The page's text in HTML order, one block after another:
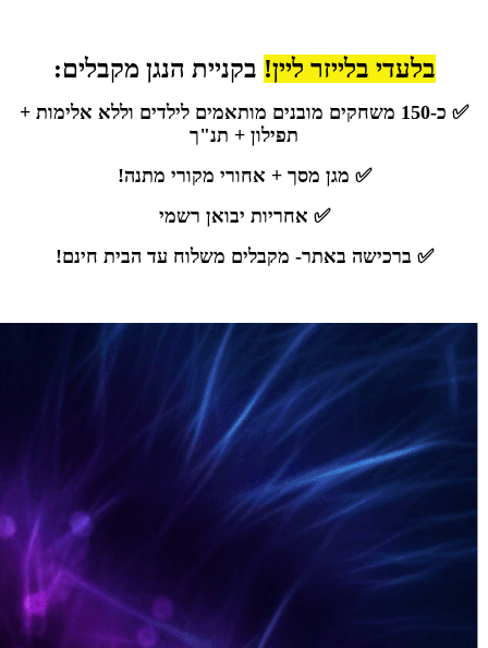
בלעדי בלייזר ליין! בקניית הנגן מקבלים:
✅ כ-150 משחקים מובנים מותאמים לילדים וללא אלימות +
תפילון + תנ"ך
✅ מגן מסך + אחורי מקורי מתנה!
✅ אחריות יבואן רשמי
✅ ברכישה באתר- מקבלים משלוח עד הבית חינם!